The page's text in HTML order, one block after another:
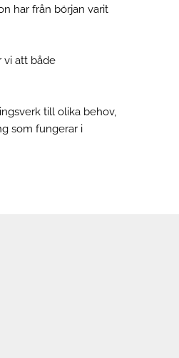
har från början varit
vi att både
till olika behov,
som fungerar i